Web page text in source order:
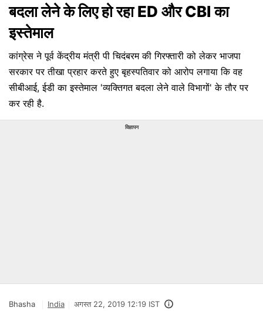
बदला लेने के लिए हो रहा ED और CBI का
इस्तेमाल
कांग्रेस ने पूर्व केंद्रीय मंत्री पी चिदंबरम की गिरफ्तारी को लेकर भाजपा
सरकार पर तीखा प्रहार करते हुए बृहस्पतिवार को आरोप लगाया कि वह
सीबीआई, ईडी का इस्तेमाल 'व्यक्तिगत बदला लेने वाले विभागों' के तौर पर
कर रही है.
विज्ञापन
Bhasha India अगस्त 22, 2019 12:19 IST